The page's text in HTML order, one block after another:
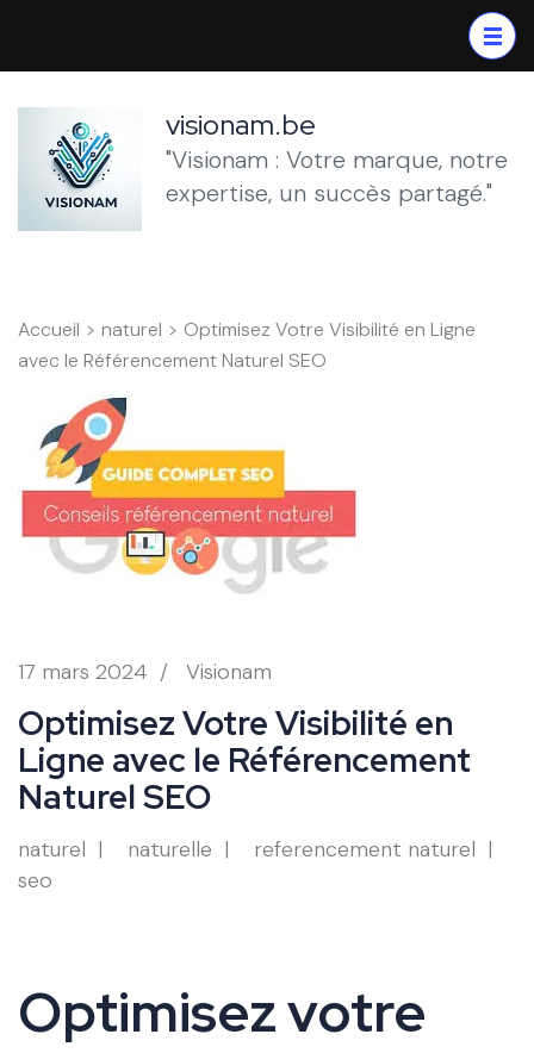
contenu
(Pressez
Entrée)
visionam.be
"Visionam : Votre marque, notre
expertise, un succès partagé."
Accueil > naturel > Optimisez Votre Visibilité en Ligne
avec le Référencement Naturel SEO
17 mars 2024 / Visionam
Optimisez Votre Visibilité en
Ligne avec le Référencement
Naturel SEO
naturel naturelle
referencement naturel
seo
Optimisez votre